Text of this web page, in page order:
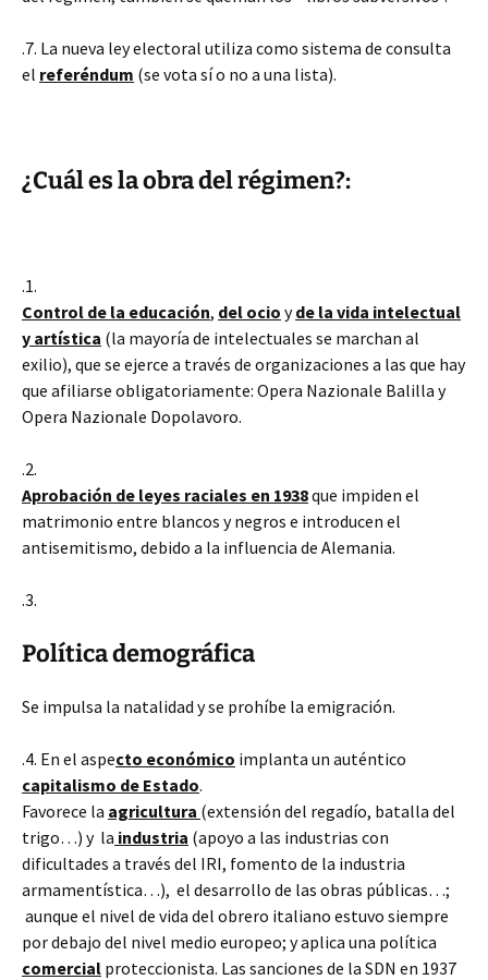
.7. La nueva ley electoral utiliza como sistema de consulta
el referéndum (se vota sí o no a una lista).
¿Cuál es la obra del régimen?:
.1.
Control de la educación, del ocio yde la vida intelectual
y artística (la mayoría de intelectuales se marchan al
exilio), que se ejerce a través de organizaciones a las que hay
que afiliarse obligatoriamente: Opera Nazionale Balilla y
Opera Nazionale Dopolavoro.
.2.
Aprobación de leyes raciales en 1938que impiden el
matrimonio entre blancos y negros e introducen el
antisemitismo, debido a la influencia de Alemania.
.3.
Política demográfica
Se impulsa la natalidad y se prohíbe la emigración.
.4. En el aspecto económico implanta un auténtico
capitalismo de Estado.
Favorece la agricultura (extensión del regadío, batalla del
trigo…) y la industria (apoyo a las industrias con
dificultades a través del IRI, fomento de la industria
armamentística…), el desarrollo de las obras públicas…;
aunque el nivel de vida del obrero italiano estuvo siempre
por debajo del nivel medio europeo; y aplica una política
comercial proteccionista. Las sanciones de la SDN en 1937